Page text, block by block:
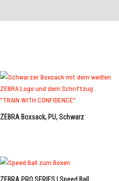
ZEBRA Boxsack, PU, Schwarz